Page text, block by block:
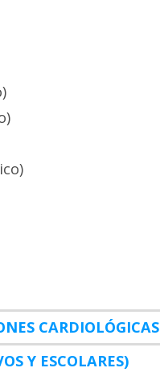
CARDIOLÓGICAS
Y ESCOLARES)